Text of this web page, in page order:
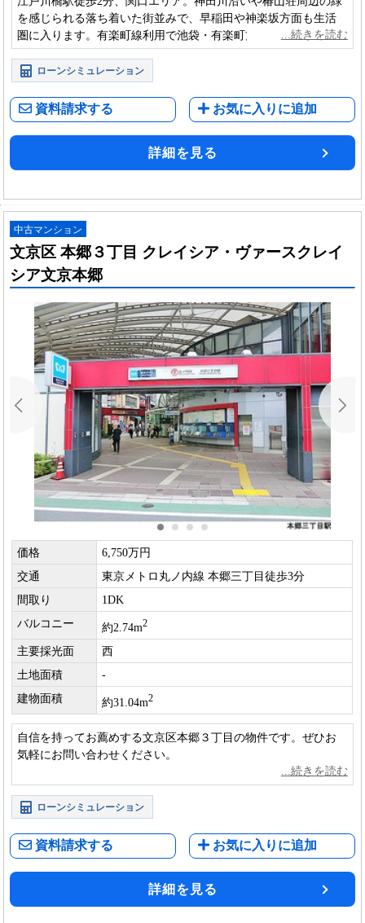
を感じられる落ち着いた街並みで、早稲田や神楽坂方面も生活
圏に入ります。有楽町線利用で池袋・有楽町方面へのアクセス
もしやすい立地です。
ローンシミュレーション
資料請求する お気に入りに追加
詳細を見る
中古マンション
文京区 本郷３丁目 クレイシア・ヴァースクレイ
シア文京本郷
価格
6,750万円
交通
東京メトロ丸ノ内線 本郷三丁目徒歩3分
間取り
1DK
バルコニー
約2.74m2
主要採光面
西
土地面積
-
建物面積
約31.04m2
自信を持ってお薦めする文京区本郷３丁目の物件です。ぜひお
気軽にお問い合わせください。
ローンシミュレーション
資料請求する お気に入りに追加
詳細を見る